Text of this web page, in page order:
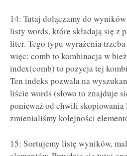
14: Tutaj dołączamy do
listy words, które składają się z
liter. Tego typu wyrażenia
więc: comb to kombinacja w
index(comb) to pozycja tej
Ten indeks pozwala na
liście words (słowo to znajduje
ponieważ od chwili
zmienialiśmy kolejności
15: Sortujemy listę wyników,